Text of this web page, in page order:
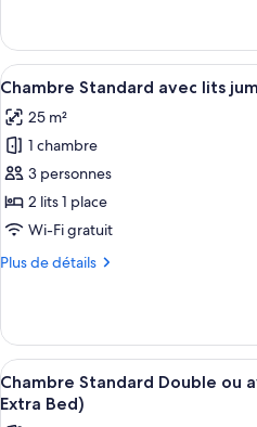
Deluxe
le
type
de
Chambre
Double
Deluxe
Afficher
toutes
les
photos
pour
ce
type
chambre :
avec
lits
jumeaux
4
Chambre Standard avec lits
25 m²
1 chambre
3 personnes
2 lits 1 place
Wi-Fi gratuit
Plus de détails
Plus
le
type
de
chambre
Afficher
toutes
les
3
Chambre Standard Double ou
Extra Bed)